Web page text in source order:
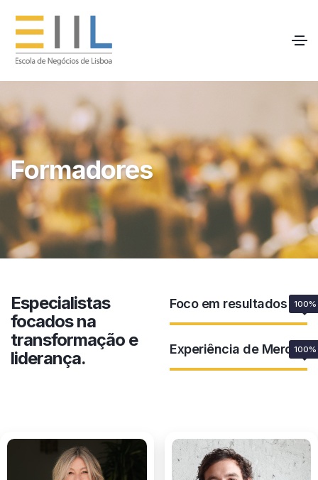
Formadores
Especialistas
focados na
transformação e
liderança.
Foco em resultados 100%
Experiência de Mercado
100%